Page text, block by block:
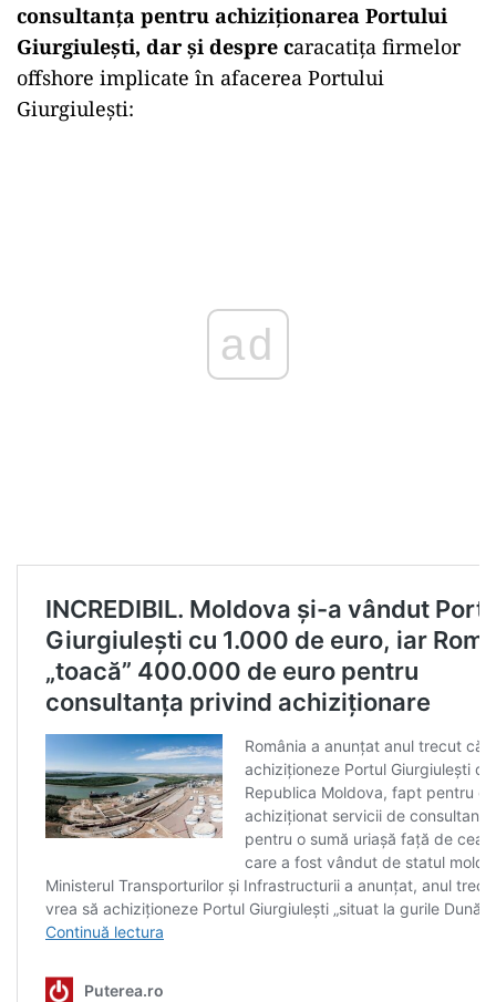
consultanța pentru achiziționarea Portului
Giurgiulești, dar și despre caracatița firmelor
offshore implicate în afacerea Portului
Giurgiulești:
ad